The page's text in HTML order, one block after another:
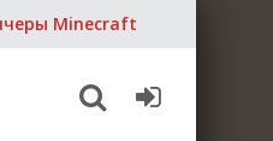
Minecraft